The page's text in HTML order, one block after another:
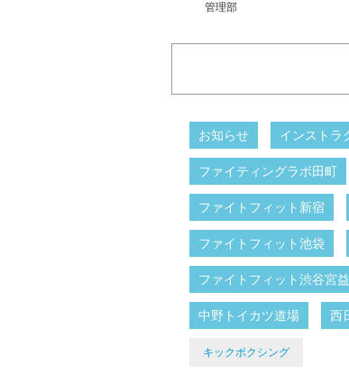
管理部
お知らせ インストラ
ファイティングラボ田町
ファイトフィット新宿
ファイトフィット池袋
ファイトフィット渋谷宮
中野トイカツ道場 西
キックボクシング